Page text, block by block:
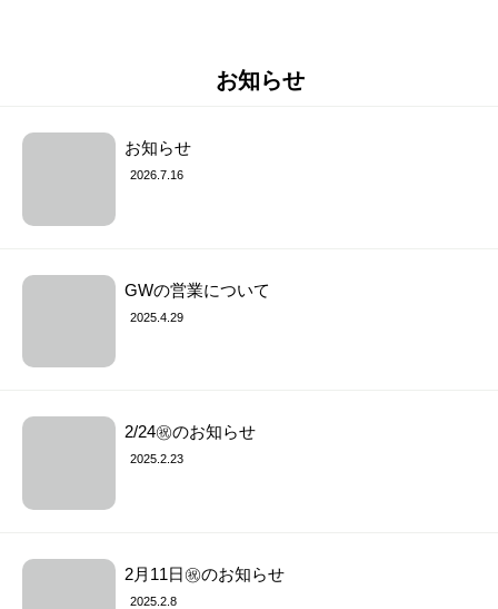
お知らせ
お知らせ
2026.7.16
GWの営業について
2025.4.29
2/24㊗︎のお知らせ
2025.2.23
2月11日㊗︎のお知らせ
2025.2.8